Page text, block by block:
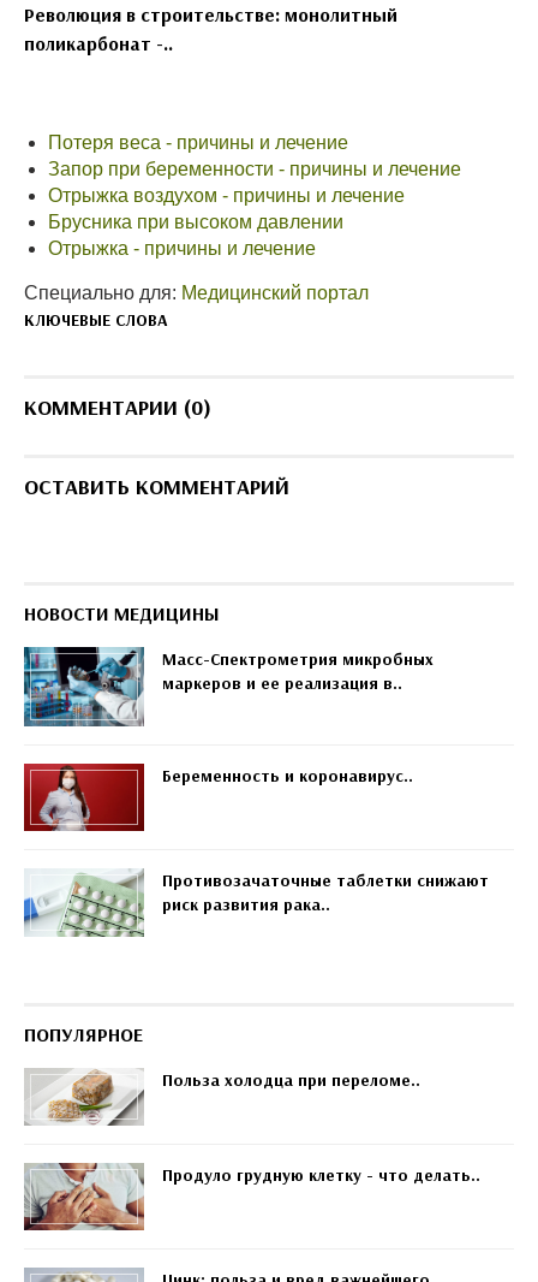
Революция в строительстве: монолитный
поликарбонат -..
Потеря веса - причины и лечение
Запор при беременности - причины и лечение
Отрыжка воздухом - причины и лечение
Брусника при высоком давлении
Отрыжка - причины и лечение
Специально для: Медицинский портал
КЛЮЧЕВЫЕ СЛОВА
КОММЕНТАРИИ (0)
ОСТАВИТЬ КОММЕНТАРИЙ
НОВОСТИ МЕДИЦИНЫ
Масс-Спектрометрия микробных
маркеров и ее реализация в..
Беременность и коронавирус..
Противозачаточные таблетки снижают
риск развития рака..
ПОПУЛЯРНОЕ
Польза холодца при переломе..
Продуло грудную клетку - что делать..